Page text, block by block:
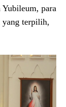
Yubileum, para
yang terpilih,